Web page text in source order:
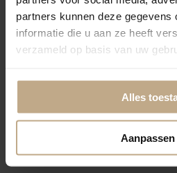
partners kunnen deze gegevens
informatie die u aan ze heeft
verzameld op basis van uw
Alles
Aanpassen
SELECTEER
SELECTEER